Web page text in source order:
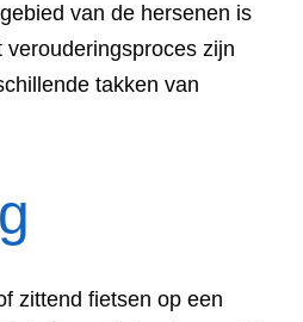
van de hersenen is
verouderingsproces zijn
takken van
zittend fietsen op een